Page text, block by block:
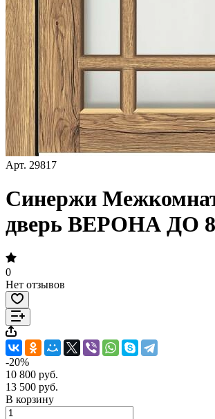
Арт. 29817
Синержи
дверь ВЕРОНА ДО 8
0
Нет отзывов
-20%
10 800 руб.
13 500 руб.
В корзину